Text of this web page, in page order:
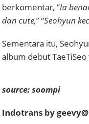
berkomentar, “Ia
dan cute,” “Seohyun
Sementara itu,
album debut
source: soompi
Indotrans by